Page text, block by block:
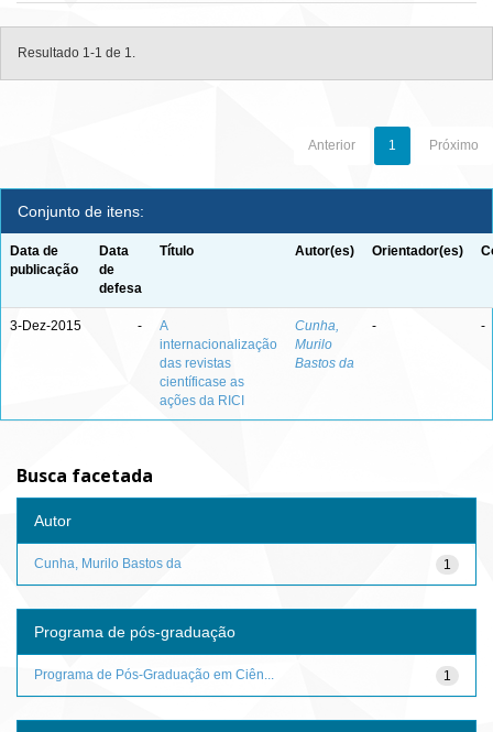
Resultado 1-1 de 1.
Anterior 1 Próximo
Conjunto de itens:
Data de
publicação
Data
de
defesa
Título Autor(es) Orientador(es)
3-Dez-2015 -
A
internacionalização
das revistas
científicase as
ações da RICI
Cunha,
Murilo
Bastos da
- -
Busca facetada
Autor
1
Cunha, Murilo Bastos da
Programa de pós-graduação
1
Programa de Pós-Graduação em Ciên...